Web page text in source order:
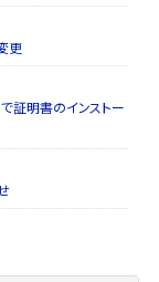
更
証明書のインストー